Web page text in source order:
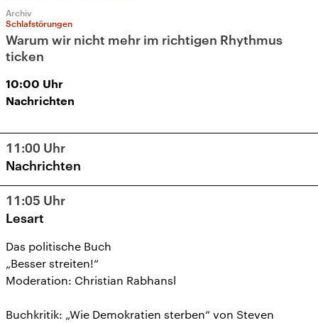
Archiv
Schlafstörungen
Warum wir nicht mehr im richtigen Rhythmus
ticken
10:00 Uhr
Nachrichten
11:00 Uhr
Nachrichten
11:05 Uhr
Lesart
Das politische Buch
„Besser streiten!“
Moderation: Christian Rabhansl
Buchkritik: „Wie Demokratien sterben“ von Steven